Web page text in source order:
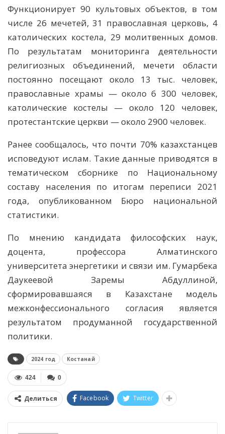
Функционирует 90 культовых объектов, в том
числе 26 мечетей, 31 православная церковь, 4
католических костела, 29 молитвенных домов.
По результатам мониторинга деятельности
религиозных объединений, мечети области
постоянно посещают около 13 тыс. человек,
православные храмы — около 6 300 человек,
католические костелы — около 120 человек,
протестантские церкви — около 2900 человек.
Ранее сообщалось, что почти 70% казахстанцев
исповедуют ислам. Такие данные приводятся в
тематическом сборнике по Национальному
составу населения по итогам переписи 2021
года, опубликованном Бюро национальной
статистики.
По мнению кандидата философских наук,
доцента, профессора Алматинского
университета энергетики и связи им. Гумарбека
Даукеевой Заремы Абдуллиной,
сформировавшаяся в Казахстане модель
межконфессионального согласия является
результатом продуманной государственной
политики.
2024 год Костанай
0
424
Делиться Facebook Twitter